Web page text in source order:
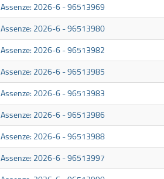
Assenze: 2026-6 - 96513969
Assenze: 2026-6 - 96513980
Assenze: 2026-6 - 96513982
Assenze: 2026-6 - 96513985
Assenze: 2026-6 - 96513983
Assenze: 2026-6 - 96513986
Assenze: 2026-6 - 96513988
Assenze: 2026-6 - 96513997